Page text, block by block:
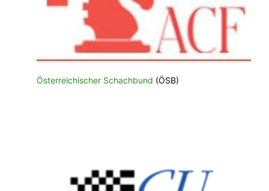
Österreichischer Schachbund (ÖSB)